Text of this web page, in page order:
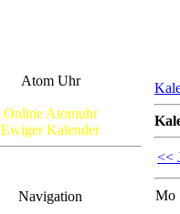
Atom Uhr
Online Atomuhr
Ewiger Kalender
Navigation
<<
Mo